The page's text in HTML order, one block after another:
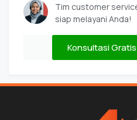
Tim customer
siap melayani Anda!
Konsultasi